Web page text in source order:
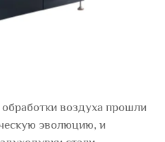
воздуха прошли
эволюцию, и